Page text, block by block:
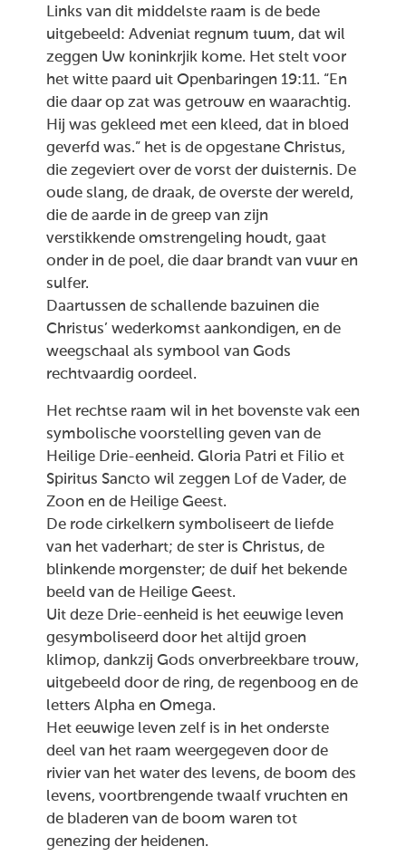
Links van dit middelste raam is de bede
uitgebeeld: Adveniat regnum tuum, dat wil
zeggen Uw koninkrjik kome. Het stelt voor
het witte paard uit Openbaringen 19:11. “En
die daar op zat was getrouw en waarachtig.
Hij was gekleed met een kleed, dat in bloed
geverfd was.” het is de opgestane Christus,
die zegeviert over de vorst der duisternis. De
oude slang, de draak, de overste der wereld,
die de aarde in de greep van zijn
verstikkende omstrengeling houdt, gaat
onder in de poel, die daar brandt van vuur en
sulfer.
Daartussen de schallende bazuinen die
Christus’ wederkomst aankondigen, en de
weegschaal als symbool van Gods
rechtvaardig oordeel.
Het rechtse raam wil in het bovenste vak een
symbolische voorstelling geven van de
Heilige Drie-eenheid. Gloria Patri et Filio et
Spiritus Sancto wil zeggen Lof de Vader, de
Zoon en de Heilige Geest.
De rode cirkelkern symboliseert de liefde
van het vaderhart; de ster is Christus, de
blinkende morgenster; de duif het bekende
beeld van de Heilige Geest.
Uit deze Drie-eenheid is het eeuwige leven
gesymboliseerd door het altijd groen
klimop, dankzij Gods onverbreekbare trouw,
uitgebeeld door de ring, de regenboog en de
letters Alpha en Omega.
Het eeuwige leven zelf is in het onderste
deel van het raam weergegeven door de
rivier van het water des levens, de boom des
levens, voortbrengende twaalf vruchten en
de bladeren van de boom waren tot
genezing der heidenen.